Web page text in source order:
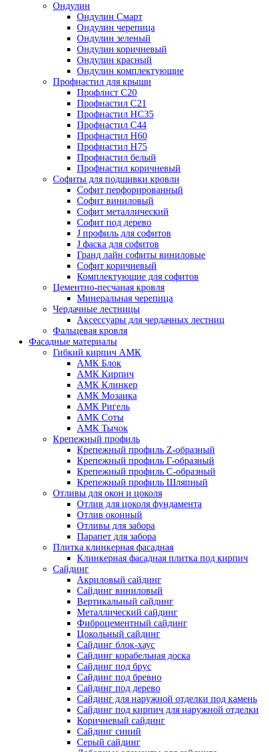
Ондулин
Ондулин Смарт
Ондулин черепица
Ондулин зеленый
Ондулин коричневый
Ондулин красный
Ондулин комплектующие
Профнастил для крыши
Профлист С20
Профнастил С21
Профнастил НС35
Профнастил С44
Профнастил Н60
Профнастил Н75
Профнастил белый
Профнастил коричневый
Софиты для подшивки кровли
Cофит перфорированный
Софит виниловый
Софит металлический
Софит под дерево
J профиль для софитов
J фаска для софитов
Гранд лайн софиты виниловые
Софит коричневый
Комплектующие для софитов
Цементно-песчаная кровля
Минеральная черепица
Чердачные лестницы
Аксессуары для чердачных лестниц
Фальцевая кровля
Фасадные материалы
Гибкий кирпич АМК
АМК Блок
АМК Кирпич
АМК Клинкер
АМК Мозаика
АМК Ригель
АМК Соты
АМК Тычок
Крепежный профиль
Крепежный профиль Z-образный
Крепежный профиль Г-образный
Крепежный профиль С-образный
Крепежный профиль Шляпный
Отливы для окон и цоколя
Отлив для цоколя фундамента
Отлив оконный
Отливы для забора
Парапет для забора
Плитка клинкерная фасадная
Клинкерная фасадная плитка под кирпич
Сайдинг
Акриловый сайдинг
Сайдинг виниловый
Вертикальный сайдинг
Металлический сайдинг
Фиброцементный сайдинг
Цокольный сайдинг
Сайдинг блок-хаус
Сайдинг корабельная доска
Сайдинг под брус
Сайдинг под бревно
Сайдинг под дерево
Сайдинг для наружной отделки под камень
Сайдинг под кирпич для наружной отделки
Коричневый сайдинг
Сайдинг синий
Серый сайдинг